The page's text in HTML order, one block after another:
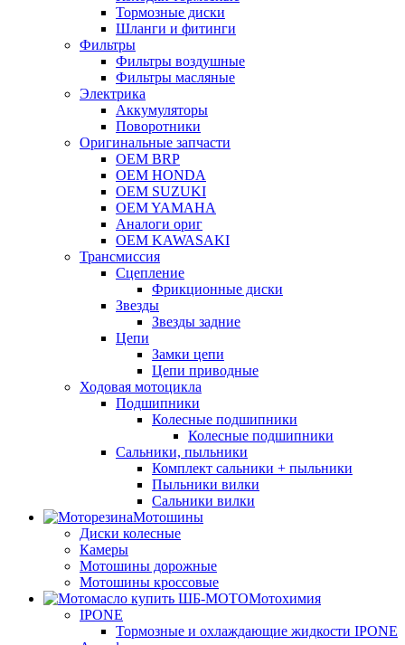
Тормозные диски
Шланги и фитинги
Фильтры
Фильтры воздушные
Фильтры масляные
Электрика
Аккумуляторы
Поворотники
Оригинальные запчасти
OEM BRP
OEM HONDA
OEM SUZUKI
OEM YAMAHA
Аналоги ориг
OEM KAWASAKI
Трансмиссия
Cцепление
Фрикционные диски
Звезды
Звезды задние
Цепи
Замки цепи
Цепи приводные
Ходовая мотоцикла
Подшипники
Колесные подшипники
Колесные подшипники
Сальники, пыльники
Комплект сальники + пыльники
Пыльники вилки
Сальники вилки
Мотошины
Диски колесные
Камеры
Мотошины дорожные
Мотошины кроссовые
Мотохимия
IPONE
Тормозные и охлаждающие жидкости IPONE